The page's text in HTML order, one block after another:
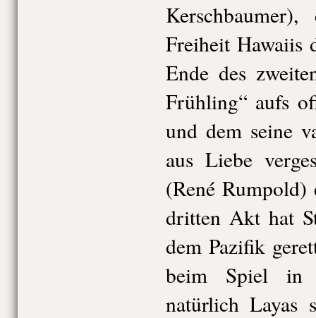
Freiheit Hawaiis
Ende des
Frühling“ aufs
und dem seine
aus Liebe
(René Rumpold)
dritten Akt hat
dem Pazifik
beim Spiel in
natürlich Layas